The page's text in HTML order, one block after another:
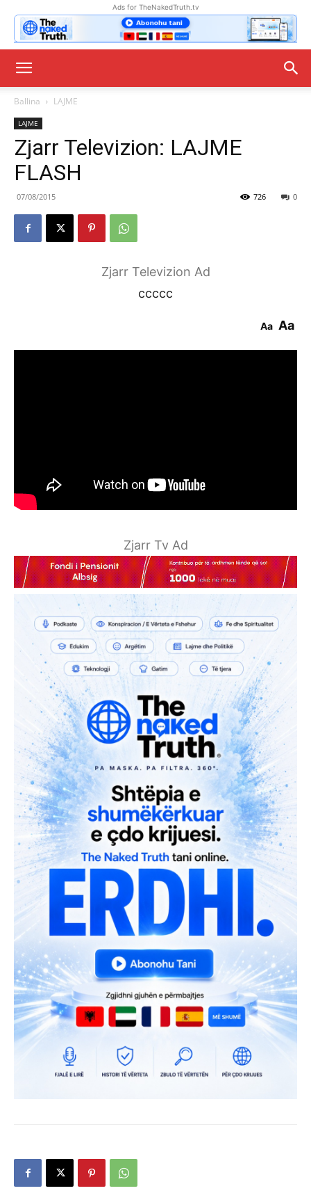
Ads for TheNakedTruth.tv
Ballina LAJME
LAJME
Zjarr Televizion: LAJME
FLASH
07/08/2015 0
726
Zjarr Televizion Ad
ccccc
Aa Aa
Zjarr Tv Ad